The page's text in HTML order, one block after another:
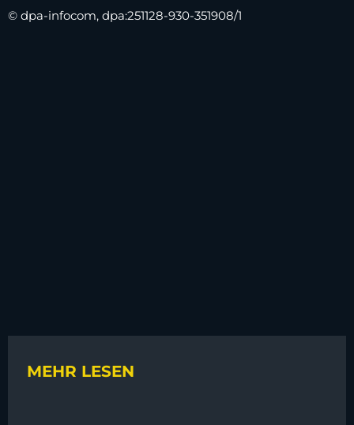
© dpa-infocom, dpa:251128-930-351908/1
MEHR LESEN